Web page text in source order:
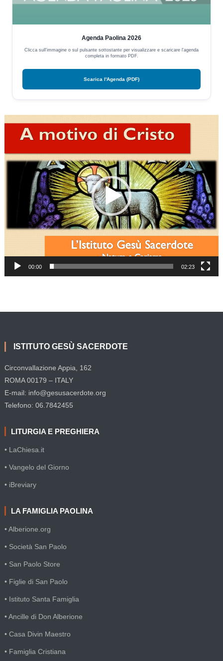
Agenda Paolina 2026
Clicca sull'immagine o sul pulsante sottostante per visualizzare e scaricare l'agenda
completa in formato PDF.
Scarica l'Agenda (PDF)
Player
00:00 02:23
ISTITUTO GESÙ SACERDOTE
Circonvallazione Appia, 162
ROMA 00179 – ITALY
E-mail: info@gesusacerdote.org
Telefono: 06.7842455
LITURGIA E PREGHIERA
• LaChiesa.it
• Vangelo del Giorno
• iBreviary
LA FAMIGLIA PAOLINA
• Alberione.org
• Società San Paolo
• San Paolo Store
• Figlie di San Paolo
• Istituto Santa Famiglia
• Ancille di Don Alberione
• Casa Divin Maestro
• Famiglia Cristiana